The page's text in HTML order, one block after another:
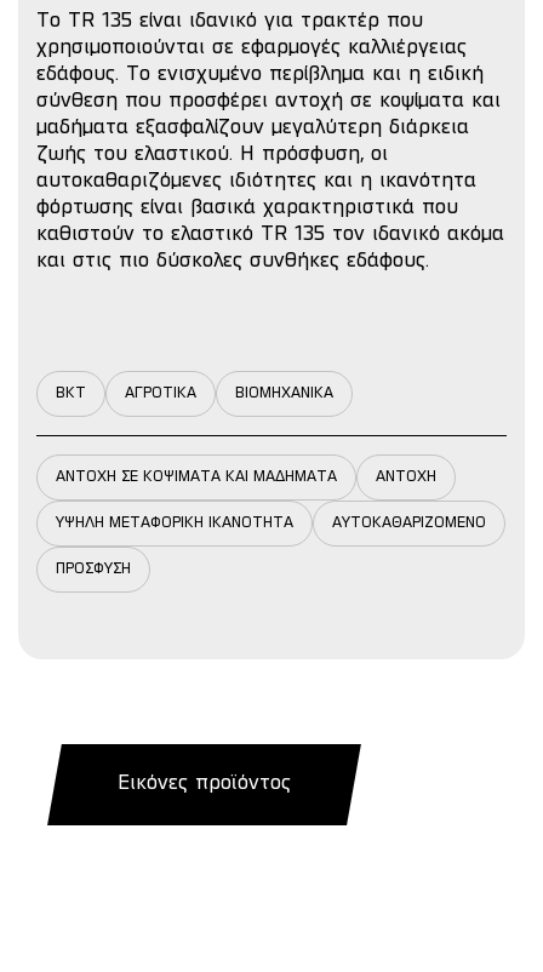
Το TR 135 είναι ιδανικό για τρακτέρ που
χρησιμοποιούνται σε εφαρμογές καλλιέργειας
εδάφους. Το ενισχυμένο περίβλημα και η ειδική
σύνθεση που προσφέρει αντοχή σε κοψίματα και
μαδήματα εξασφαλίζουν μεγαλύτερη διάρκεια
ζωής του ελαστικού. Η πρόσφυση, οι
αυτοκαθαριζόμενες ιδιότητες και η ικανότητα
φόρτωσης είναι βασικά χαρακτηριστικά που
καθιστούν το ελαστικό TR 135 τον ιδανικό ακόμα
και στις πιο δύσκολες συνθήκες εδάφους.
BKT ΑΓΡΟΤΙΚΑ ΒΙΟΜΗΧΑΝΙΚΑ
ΑΝΤΟΧΗ ΣΕ ΚΟΨΙΜΑΤΑ ΚΑΙ ΜΑΔΗΜΑΤΑ ΑΝΤΟΧΗ
ΥΨΗΛΗ ΜΕΤΑΦΟΡΙΚΗ ΙΚΑΝΟΤΗΤΑ ΑΥΤΟΚΑΘΑΡΙΖΟΜΕΝΟ
ΠΡΟΣΦΥΣΗ
Εικόνες προϊόντος